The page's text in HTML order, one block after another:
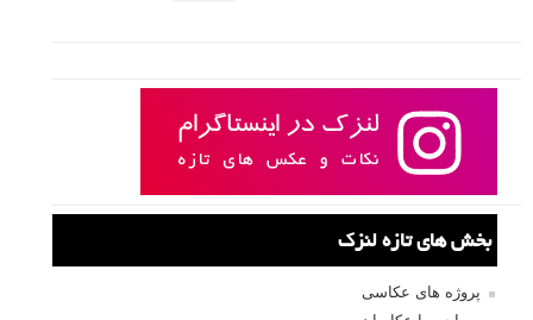
بخش های تازه لنزک
پروژه های عکاسی